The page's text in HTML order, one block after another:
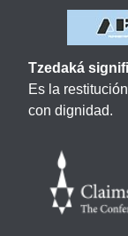
Tzedaká
Es la
con dignidad.